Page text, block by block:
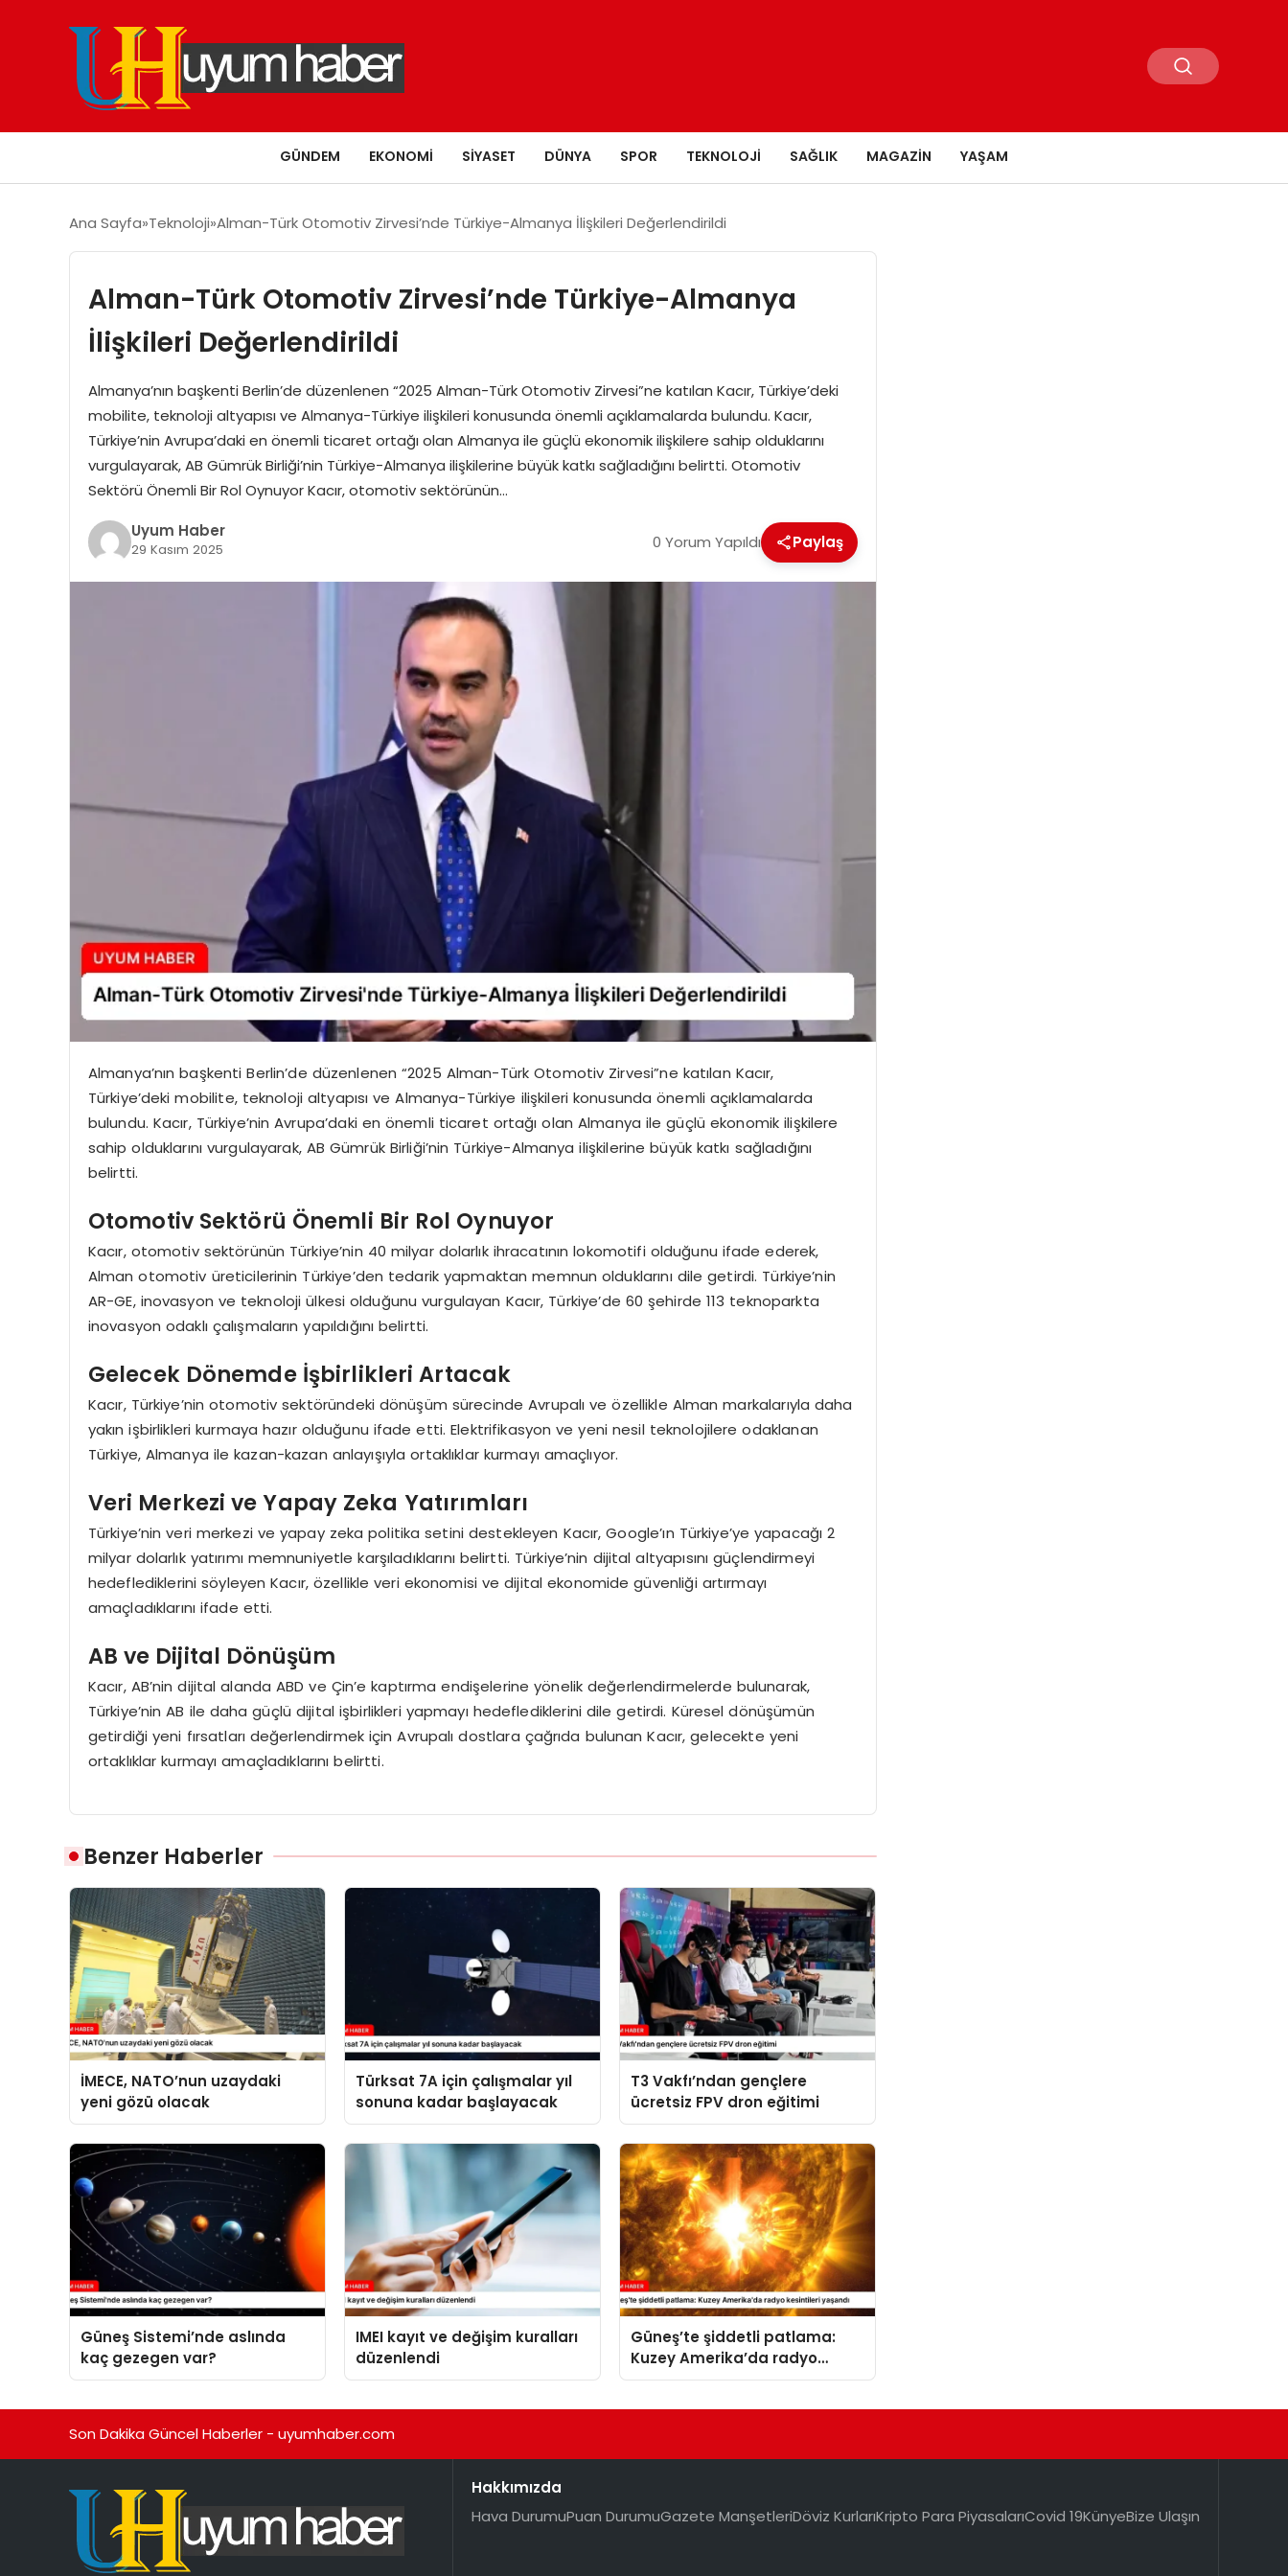
GÜNDEM EKONOMI SIYASET DÜNYA SPOR TEKNOLOJI SAĞLIK MAGAZIN YAŞAM
Ana Sayfa Teknoloji Alman-Türk Otomotiv Zirvesi’nde Türkiye-Almanya İlişkileri Değerlendirildi
Alman-Türk Otomotiv Zirvesi’nde Türkiye-Almanya
İlişkileri Değerlendirildi
Almanya’nın başkenti Berlin’de düzenlenen “2025 Alman-Türk Otomotiv Zirvesi”ne katılan Kacır, Türkiye’deki
mobilite, teknoloji altyapısı ve Almanya-Türkiye ilişkileri konusunda önemli açıklamalarda bulundu. Kacır,
Türkiye’nin Avrupa’daki en önemli ticaret ortağı olan Almanya ile güçlü ekonomik ilişkilere sahip olduklarını
vurgulayarak, AB Gümrük Birliği’nin Türkiye-Almanya ilişkilerine büyük katkı sağladığını belirtti. Otomotiv
Sektörü Önemli Bir Rol Oynuyor Kacır, otomotiv sektörünün…
Uyum Haber
29 Kasım 2025 0 Yorum Yapıldı Paylaş
Almanya’nın başkenti Berlin’de düzenlenen “2025 Alman-Türk Otomotiv Zirvesi”ne katılan Kacır,
Türkiye’deki mobilite, teknoloji altyapısı ve Almanya-Türkiye ilişkileri konusunda önemli açıklamalarda
bulundu. Kacır, Türkiye’nin Avrupa’daki en önemli ticaret ortağı olan Almanya ile güçlü ekonomik ilişkilere
sahip olduklarını vurgulayarak, AB Gümrük Birliği’nin Türkiye-Almanya ilişkilerine büyük katkı sağladığını
belirtti.
Otomotiv Sektörü Önemli Bir Rol Oynuyor
Kacır, otomotiv sektörünün Türkiye’nin 40 milyar dolarlık ihracatının lokomotifi olduğunu ifade ederek,
Alman otomotiv üreticilerinin Türkiye’den tedarik yapmaktan memnun olduklarını dile getirdi. Türkiye’nin
AR-GE, inovasyon ve teknoloji ülkesi olduğunu vurgulayan Kacır, Türkiye’de 60 şehirde 113 teknoparkta
inovasyon odaklı çalışmaların yapıldığını belirtti.
Gelecek Dönemde İşbirlikleri Artacak
Kacır, Türkiye’nin otomotiv sektöründeki dönüşüm sürecinde Avrupalı ve özellikle Alman markalarıyla daha
yakın işbirlikleri kurmaya hazır olduğunu ifade etti. Elektrifikasyon ve yeni nesil teknolojilere odaklanan
Türkiye, Almanya ile kazan-kazan anlayışıyla ortaklıklar kurmayı amaçlıyor.
Veri Merkezi ve Yapay Zeka Yatırımları
Türkiye’nin veri merkezi ve yapay zeka politika setini destekleyen Kacır, Google’ın Türkiye’ye yapacağı 2
milyar dolarlık yatırımı memnuniyetle karşıladıklarını belirtti. Türkiye’nin dijital altyapısını güçlendirmeyi
hedeflediklerini söyleyen Kacır, özellikle veri ekonomisi ve dijital ekonomide güvenliği artırmayı
amaçladıklarını ifade etti.
AB ve Dijital Dönüşüm
Kacır, AB’nin dijital alanda ABD ve Çin’e kaptırma endişelerine yönelik değerlendirmelerde bulunarak,
Türkiye’nin AB ile daha güçlü dijital işbirlikleri yapmayı hedeflediklerini dile getirdi. Küresel dönüşümün
getirdiği yeni fırsatları değerlendirmek için Avrupalı dostlara çağrıda bulunan Kacır, gelecekte yeni
ortaklıklar kurmayı amaçladıklarını belirtti.
Benzer Haberler
İMECE, NATO’nun uzaydaki
yeni gözü olacak
Türksat 7A için çalışmalar yıl
sonuna kadar başlayacak
T3 Vakfı’ndan gençlere
ücretsiz FPV dron eğitimi
Güneş Sistemi’nde aslında
kaç gezegen var?
IMEI kayıt ve değişim kuralları
düzenlendi
Güneş’te şiddetli patlama:
Kuzey Amerika’da radyo
kesintileri yaşandı
Son Dakika Güncel Haberler - uyumhaber.com
Hakkımızda
Hava DurumuPuan DurumuGazete ManşetleriDöviz KurlarıKripto Para PiyasalarıCovid 19KünyeBize Ulaşın